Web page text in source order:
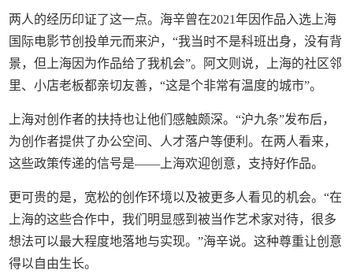
两人的经历印证了这一点。海辛曾在2021年因作品入选上海
国际电影节创投单元而来沪，“我当时不是科班出身，没有背
景，但上海因为作品给了我机会”。阿文则说，上海的社区邻
里、小店老板都亲切友善，“这是个非常有温度的城市”。
上海对创作者的扶持也让他们感触颇深。“沪九条”发布后，
为创作者提供了办公空间、人才落户等便利。在两人看来，
这些政策传递的信号是——上海欢迎创意，支持好作品。
更可贵的是，宽松的创作环境以及被更多人看见的机会。“在
上海的这些合作中，我们明显感到被当作艺术家对待，很多
想法可以最大程度地落地与实现。”海辛说。这种尊重让创意
得以自由生长。